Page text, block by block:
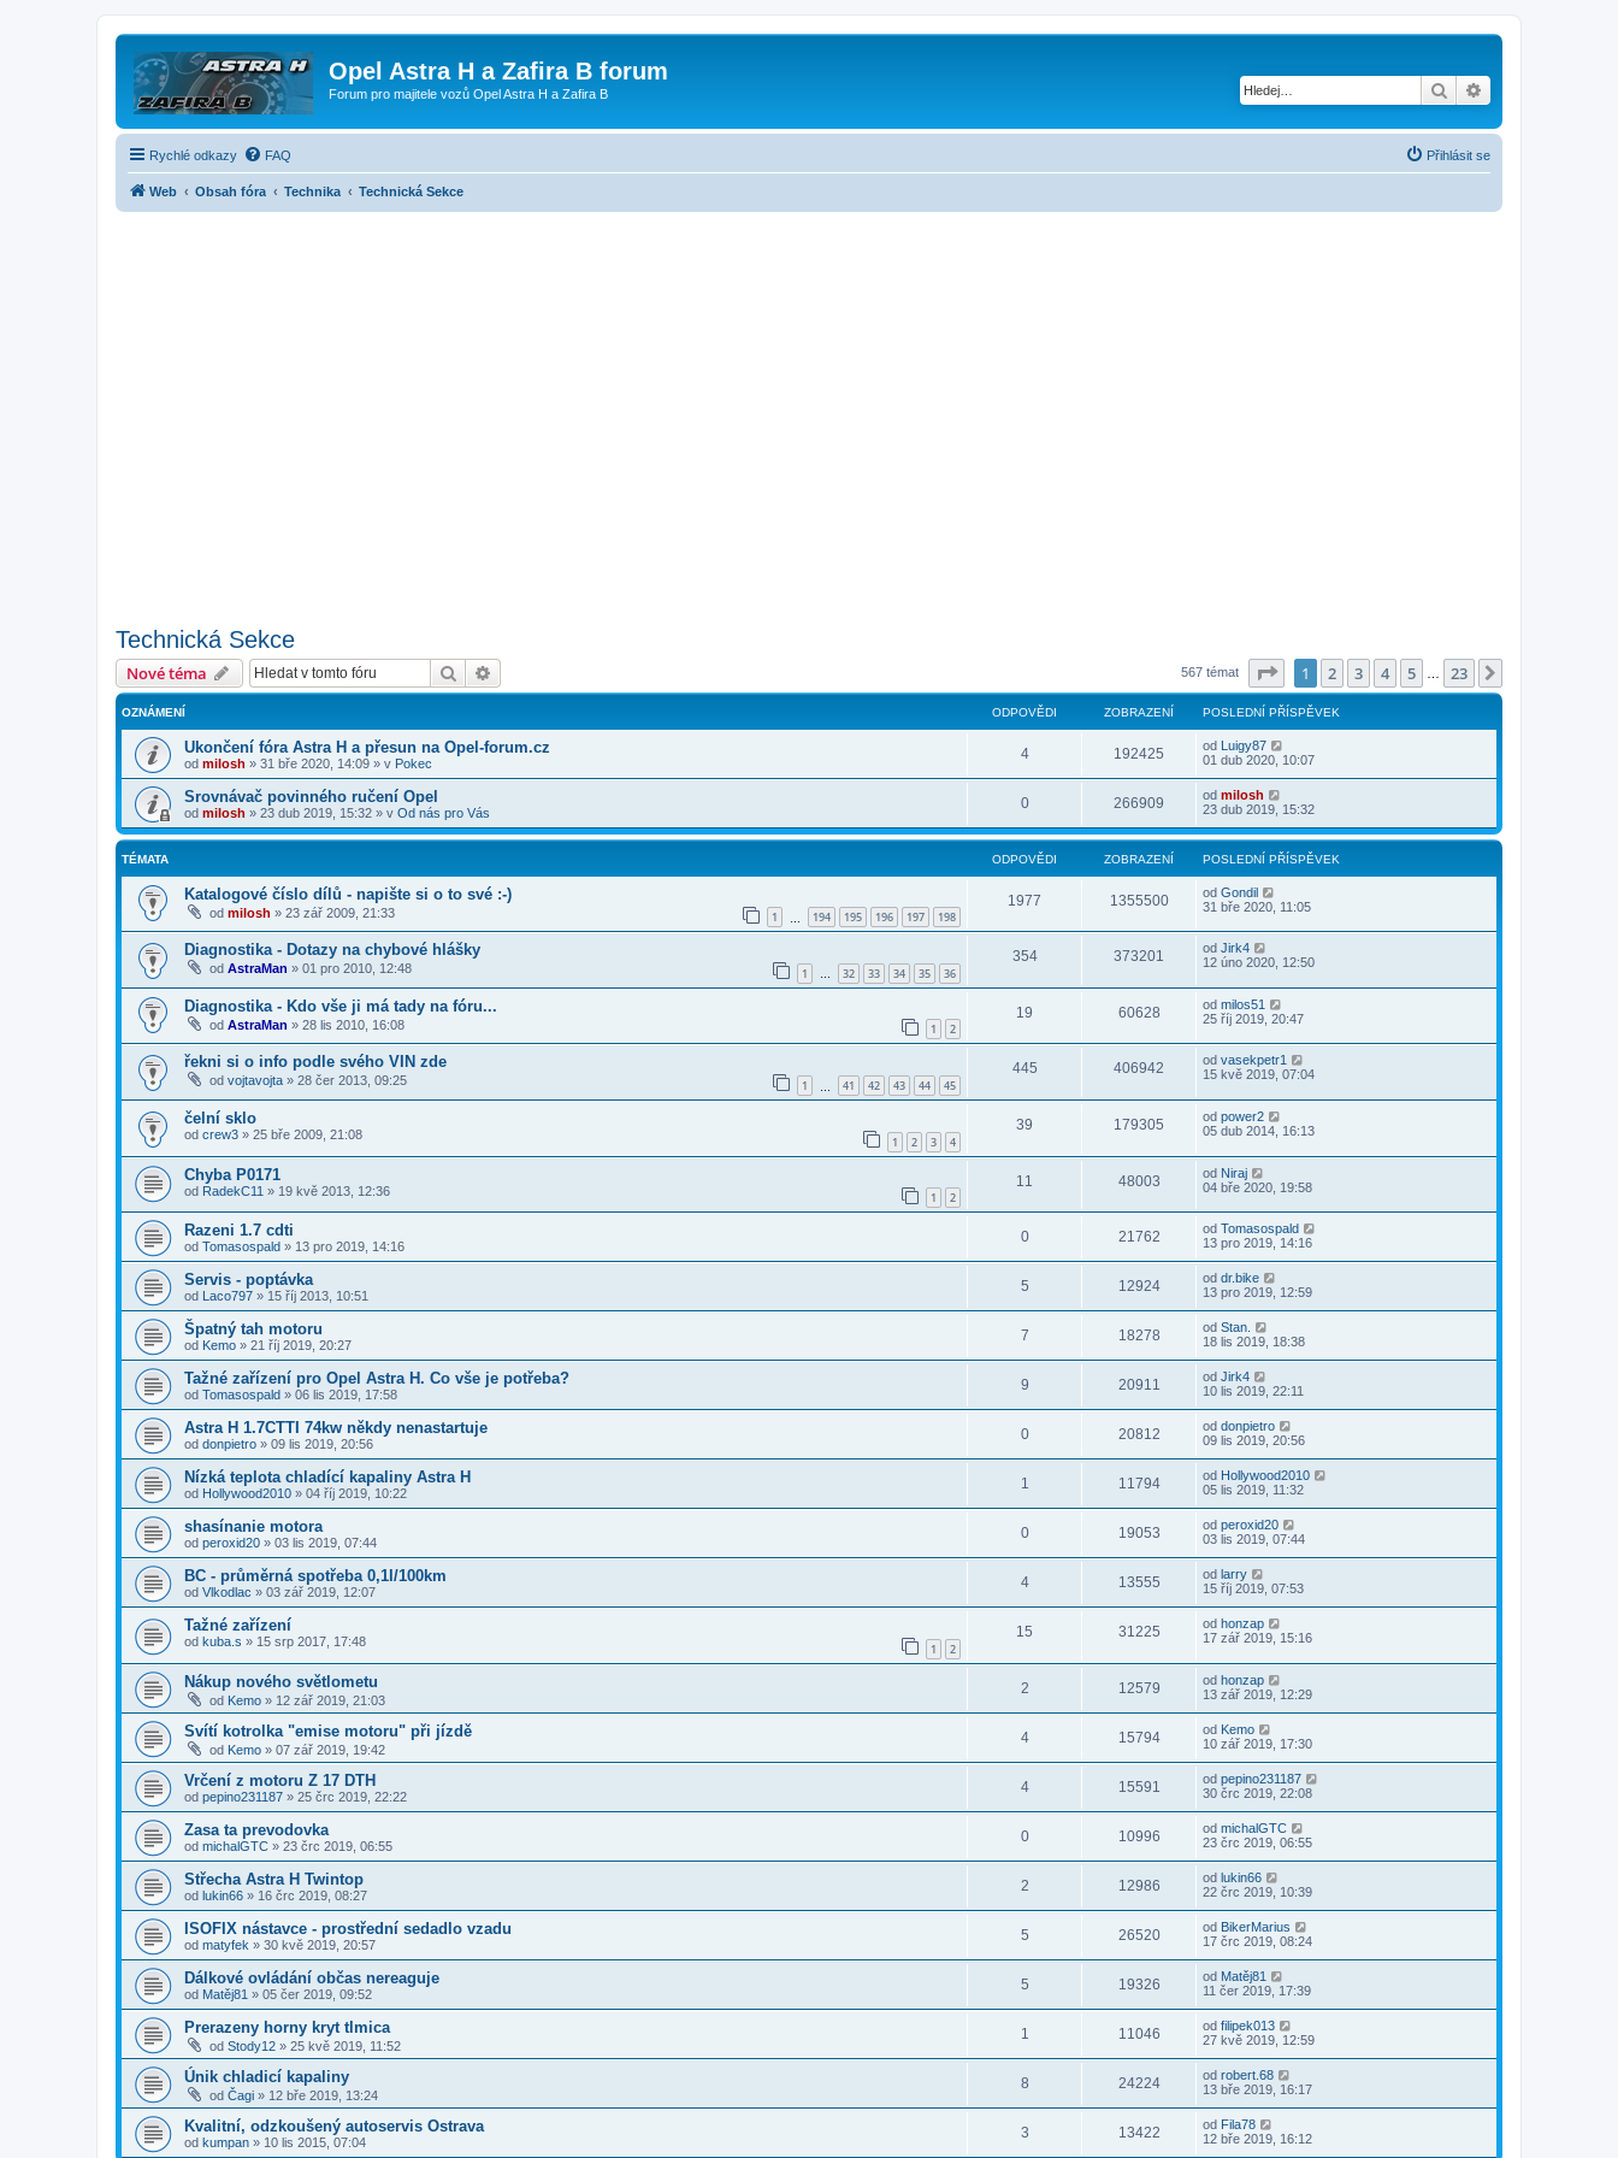
Opel Astra H a Zafira B forum
Forum pro majitele vozů Opel Astra H a Zafira B Hledat
Rychlé odkazy FAQ Přihlásit se
Web Obsah fóra Technika Technická Sekce
Technická Sekce
Nové téma Hledat 567 témat Stránka z
1 2 3 4 5 23
OZNÁMENÍ ODPOVĚDI ZOBRAZENÍ POSLEDNÍ PŘÍSPĚVEK
Ukončení fóra Astra H a přesun na Opel-forum.cz
od milosh » 31 bře 2020, 14:09 » v Pokec
4 192425 od Luigy87
01 dub 2020, 10:07
Srovnávač povinného ručení Opel
od milosh » 23 dub 2019, 15:32 » v Od nás pro Vás
0 266909 od milosh
23 dub 2019, 15:32
TÉMATA ODPOVĚDI ZOBRAZENÍ POSLEDNÍ PŘÍSPĚVEK
Katalogové číslo dílů - napište si o to své :-)
od milosh » 23 zář 2009, 21:33 1 194 195 196 197 198
1977 1355500 od Gondil
31 bře 2020, 11:05
Diagnostika - Dotazy na chybové hlášky
od AstraMan » 01 pro 2010, 12:48 1 … 32 33 34 35 36
354 373201 od Jirk4
12 úno 2020, 12:50
Diagnostika - Kdo vše ji má tady na fóru...
od AstraMan » 28 lis 2010, 16:08 1 2
19 60628 od milos51
25 říj 2019, 20:47
řekni si o info podle svého VIN zde
od vojtavojta » 28 čer 2013, 09:25 1 41 42 43 44 45
445 406942 od vasekpetr1
15 kvě 2019, 07:04
čelní sklo
od crew3 » 25 bře 2009, 21:08 1 2 3 4
39 179305 od power2
05 dub 2014, 16:13
Chyba P0171
od RadekC11 » 19 kvě 2013, 12:36 1 2
11 48003 od Niraj
04 bře 2020, 19:58
Razeni 1.7 cdti
od Tomasospald » 13 pro 2019, 14:16
0 21762 od Tomasospald
13 pro 2019, 14:16
Servis - poptávka
od Laco797 » 15 říj 2013, 10:51
5 12924 od dr.bike
13 pro 2019, 12:59
Špatný tah motoru
od Kemo » 21 říj 2019, 20:27
7 18278 od Stan.
18 lis 2019, 18:38
Tažné zařízení pro Opel Astra H. Co vše je potřeba?
od Tomasospald » 06 lis 2019, 17:58
9 20911 od Jirk4
10 lis 2019, 22:11
Astra H 1.7CTTI 74kw někdy nenastartuje
od donpietro » 09 lis 2019, 20:56
0 20812 od donpietro
09 lis 2019, 20:56
Nízká teplota chladící kapaliny Astra H
od Hollywood2010 » 04 říj 2019, 10:22
1 11794 od Hollywood2010
05 lis 2019, 11:32
shasínanie motora
od peroxid20 » 03 lis 2019, 07:44
0 19053 od peroxid20
03 lis 2019, 07:44
BC - průměrná spotřeba 0,1l/100km
od Vlkodlac » 03 zář 2019, 12:07
4 13555 od larry
15 říj 2019, 07:53
Tažné zařízení
od kuba.s » 15 srp 2017, 17:48 1 2
15 31225 od honzap
17 zář 2019, 15:16
Nákup nového světlometu
od Kemo » 12 zář 2019, 21:03
2 12579 od honzap
13 zář 2019, 12:29
Svítí kotrolka "emise motoru" při jízdě
od Kemo » 07 zář 2019, 19:42
4 15794 od Kemo
10 zář 2019, 17:30
Vrčení z motoru Z 17 DTH
od pepino231187 » 25 črc 2019, 22:22
4 15591 od pepino231187
30 črc 2019, 22:08
Zasa ta prevodovka
od michalGTC » 23 črc 2019, 06:55
0 10996 od michalGTC
23 črc 2019, 06:55
Střecha Astra H Twintop
od lukin66 » 16 črc 2019, 08:27
2 12986 od lukin66
22 črc 2019, 10:39
ISOFIX nástavce - prostřední sedadlo vzadu
od matyfek » 30 kvě 2019, 20:57
5 26520 od BikerMarius
17 črc 2019, 08:24
Dálkové ovládání občas nereaguje
od Matěj81 » 05 čer 2019, 09:52
5 19326 od Matěj81
11 čer 2019, 17:39
Prerazeny horny kryt tlmica
od Stody12 » 25 kvě 2019, 11:52
1 11046 od filipek013
27 kvě 2019, 12:59
Únik chladicí kapaliny
od Čagi » 12 bře 2019, 13:24
8 24224 od robert.68
13 bře 2019, 16:17
Kvalitní, odzkoušený autoservis Ostrava
od kumpan » 10 lis 2015, 07:04
3 13422 od Fila78
12 bře 2019, 16:12